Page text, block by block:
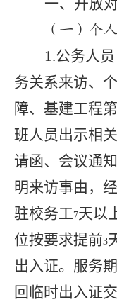
一、开放
（一）个
1.公务人
务关系来访、
障、基建工程
班人员出示相
请函、会议通
明来访事由，
驻校务工7天以
位按要求提前3
出入证。服务
回临时出入证